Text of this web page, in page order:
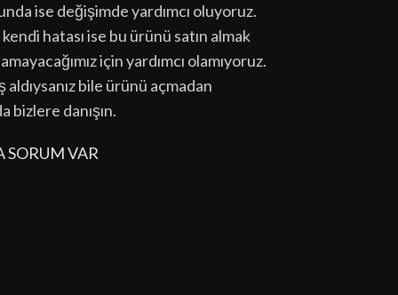
ise değişimde yardımcı oluyoruz.
hatası ise bu ürünü satın almak
için yardımcı olamıyoruz.
aldıysanız bile ürünü açmadan
bizlere danışın.
SORUM VAR